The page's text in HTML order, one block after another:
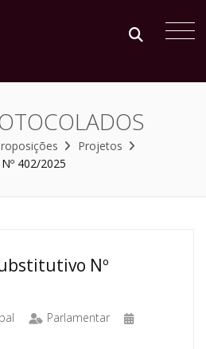
Projetos
402/2025
Nº
Parlamentar